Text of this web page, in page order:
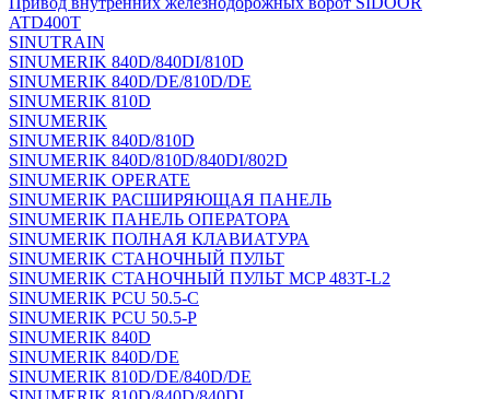
ATD400T
SINUTRAIN
SINUMERIK 840D/840DI/810D
SINUMERIK 840D/DE/810D/DE
SINUMERIK 810D
SINUMERIK
SINUMERIK 840D/810D
SINUMERIK 840D/810D/840DI/802D
SINUMERIK OPERATE
SINUMERIK РАСШИРЯЮЩАЯ ПАНЕЛЬ
SINUMERIK ПАНЕЛЬ ОПЕРАТОРА
SINUMERIK ПОЛНАЯ КЛАВИАТУРА
SINUMERIK СТАНОЧНЫЙ ПУЛЬТ
SINUMERIK СТАНОЧНЫЙ ПУЛЬТ MCP 483T-L2
SINUMERIK PCU 50.5-C
SINUMERIK PCU 50.5-P
SINUMERIK 840D
SINUMERIK 840D/DE
SINUMERIK 810D/DE/840D/DE